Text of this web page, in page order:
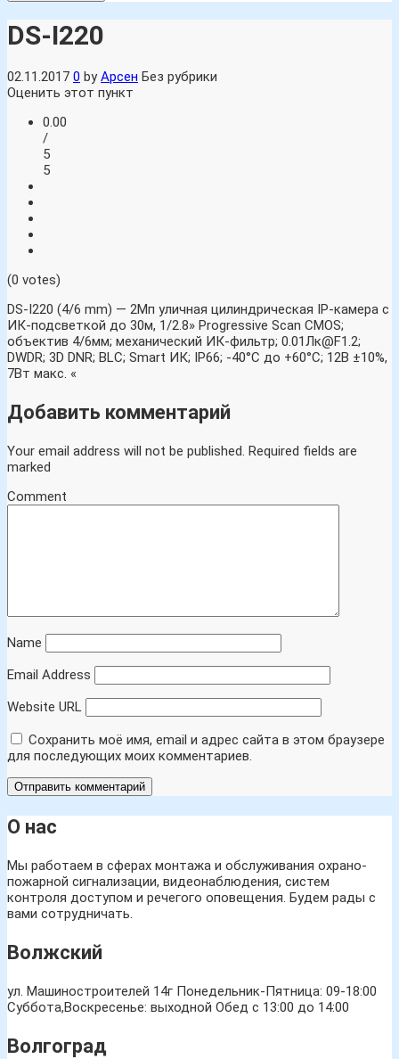
DS-I220
02.11.2017 0 byАрсен Без рубрики
Оценить этот пункт
0.00
/
5
5
(0 votes)
DS-I220 (4/6 mm) — 2Мп уличная цилиндрическая IP-камера с
ИК-подсветкой до 30м, 1/2.8» Progressive Scan CMOS;
объектив 4/6мм; механический ИК-фильтр; 0.01Лк@F1.2;
DWDR; 3D DNR; BLC; Smart ИК; IP66; -40°C до +60°C; 12В ±10%,
7Вт макс. «
Добавить комментарий
Your email address will not be published. Required fields are
marked
Comment
Name
Email Address
Website URL
Сохранить моё имя, email и адрес сайта в этом браузере
для последующих моих комментариев.
О нас
Мы работаем в сферах монтажа и обслуживания охрано-
пожарной сигнализации, видеонаблюдения, систем
контроля доступом и речегого оповещения. Будем рады с
вами сотрудничать.
Волжский
ул. Машиностроителей 14г Понедельник-Пятница: 09-18:00
Суббота,Воскресенье: выходной Обед с 13:00 до 14:00
Волгоград